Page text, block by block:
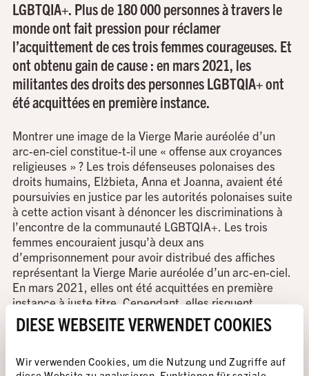
DIESE WEBSEITE VERWENDET COOKIES
Wir verwenden Cookies, um die Nutzung und Zugriffe auf
LGBTQIA+. Plus de 180 000 personnes à travers le
monde ont fait pression pour réclamer
l’acquittement de ces trois femmes courageuses. Et
ont obtenu gain de cause : en mars 2021, les
militantes des droits des personnes LGBTQIA+ ont
été acquittées en première instance.
Montrer une image de la Vierge Marie auréolée d’un
arc-en-ciel constitue-t-il une « offense aux croyances
religieuses » ? Les trois défenseuses polonaises des
droits humains, Elżbieta, Anna et Joanna, avaient été
poursuivies en justice par les autorités polonaises suite
à cette action visant à dénoncer les discriminations à
l’encontre de la communauté LGBTQIA+. Les trois
femmes encouraient jusqu’à deux ans
d’emprisonnement pour avoir distribué des affiches
représentant la Vierge Marie auréolée d’un arc-en-ciel.
En mars 2021, elles ont été acquittées en première
instance à juste titre. Cependant, elles risquent
toujours une peine de prison pouvant aller jusqu’à deux
ans car le procureur a fait recours de cette décision.
avaient participé à la campagne d’Amnesty